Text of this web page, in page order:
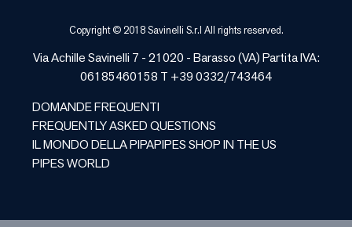
Copyright © 2018 Savinelli S.r.l All rights reserved.
Via Achille Savinelli 7 - 21020 -Barasso(VA) Partita IVA:
06185460158 T +39 0332/743464
DOMANDE FREQUENTI
FREQUENTLY ASKED QUESTIONS
IL MONDO DELLA PIPAPIPES SHOP IN THE US
PIPES WORLD